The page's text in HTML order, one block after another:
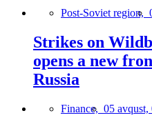
Post-Soviet region,
Strikes on
opens a new
Russia
Finance, 05 avqust,